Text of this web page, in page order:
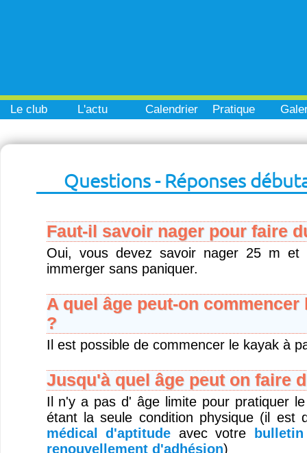
Le club L'actu Calendrier Pratique
Questions - Réponses
Faut-il savoir nager pour faire
Oui, vous devez savoir nager 25 m et
immerger sans paniquer.
A quel âge peut-on commencer
?
Il est possible de commencer le kayak à
Jusqu'à quel âge peut on faire
Il n'y a pas d' âge limite pour pratiquer
étant la seule condition physique (il est
médical d'aptitude avec votre
renouvellement d'adhésion)